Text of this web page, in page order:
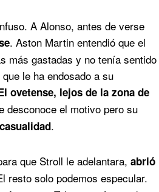
A Alonso, antes de verse
. Aston Martin entendió que el
más gastadas y no tenía sentido
le ha endosado a su
ovetense, lejos de la zona de
desconoce el motivo pero su
.
que Stroll le adelantara, abrió
resto solo podemos especular.